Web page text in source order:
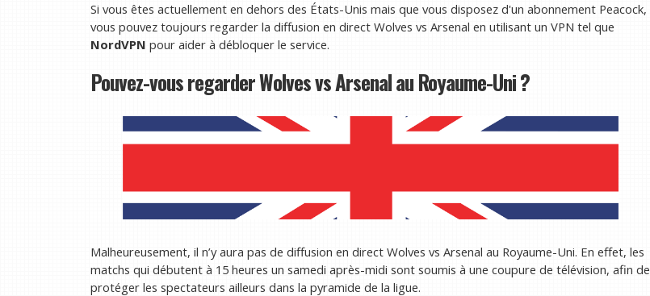
Si vous êtes actuellement en dehors des États-Unis mais que vous disposez d'un abonnement Peacock,
vous pouvez toujours regarder la diffusion en direct Wolves vs Arsenal en utilisant un VPN tel que
NordVPN pour aider à débloquer le service.
Pouvez-vous regarder Wolves vs Arsenal au Royaume-Uni ?
Malheureusement, il n’y aura pas de diffusion en direct Wolves vs Arsenal au Royaume-Uni. En effet, les
matchs qui débutent à 15 heures un samedi après-midi sont soumis à une coupure de télévision, afin de
protéger les spectateurs ailleurs dans la pyramide de la ligue.